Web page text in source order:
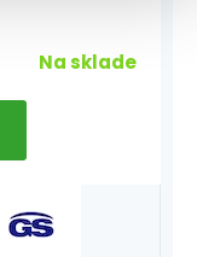
Na sklade